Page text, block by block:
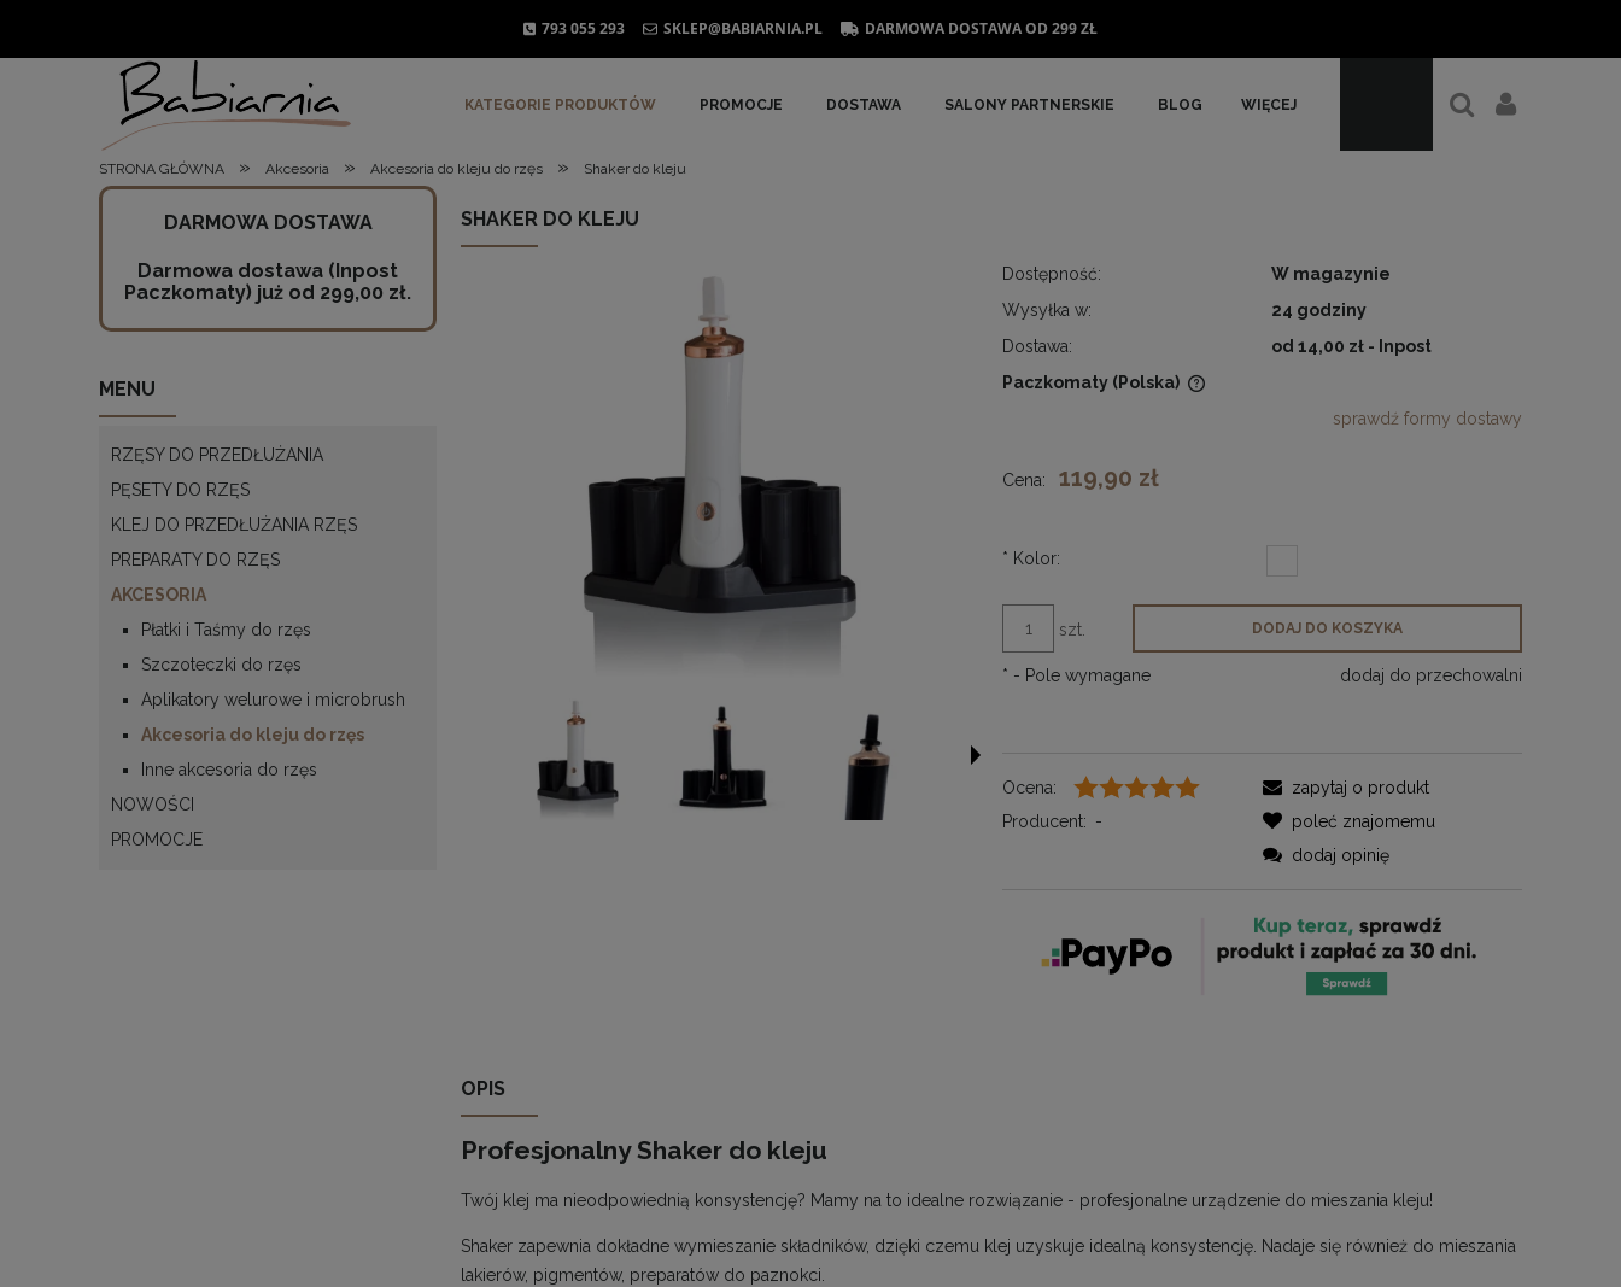
793 055 293 SKLEP@BABIARNIA.PL DARMOWA DOSTAWA OD 299 ZŁ
KATEGORIE PRODUKTÓW PROMOCJE DOSTAWA SALONY PARTNERSKIE BLOG WIĘCEJ
STRONA GŁÓWNA » Akcesoria » Akcesoria do kleju do rzęs » Shaker do kleju
DARMOWA DOSTAWA
Darmowa dostawa (Inpost
Paczkomaty) już od 299,00 zł.
MENU
RZĘSY DO PRZEDŁUŻANIA
PĘSETY DO RZĘS
KLEJ DO PRZEDŁUŻANIA RZĘS
PREPARATY DO RZĘS
AKCESORIA
Płatki i Taśmy do rzęs
Szczoteczki do rzęs
Aplikatory welurowe i microbrush
Akcesoria do kleju do rzęs
Inne akcesoria do rzęs
NOWOŚCI
PROMOCJE
SHAKER DO KLEJU
Dostępność:
W magazynie
Wysyłka w:
24 godziny
Dostawa:
od 14,00 zł - Inpost
Paczkomaty (Polska)
sprawdź formy dostawy
Cena: 119,90 zł
* Kolor:
szt. DODAJ DO KOSZYKA
dodaj do przechowalni
* - Pole wymagane
Ocena:
Producent: -
zapytaj o produkt
poleć znajomemu
dodaj opinię
OPIS
Profesjonalny Shaker do kleju
Twój klej ma nieodpowiednią konsystencję? Mamy na to idealne rozwiązanie - profesjonalne urządzenie do mieszania kleju!
Shaker zapewnia dokładne wymieszanie składników, dzięki czemu klej uzyskuje idealną konsystencję. Nadaje się również do mieszania
lakierów, pigmentów, preparatów do paznokci.